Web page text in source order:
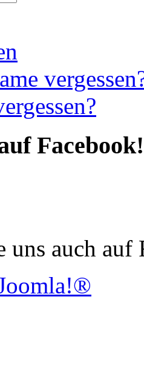
Facebook!
uns auch auf